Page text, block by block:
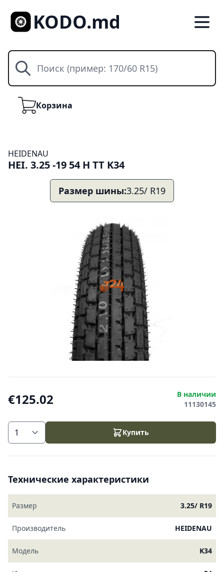
KODO.md
Поиск
КорзинаКорзина
HEIDENAU
HEI. 3.25 -19 54 H TT K34
Размер шины:3.25/ R19
€125.02
В наличии
11130145
Купить
Технические характеристики
Размер 3.25/ R19
Производитель HEIDENAU
Модель K34